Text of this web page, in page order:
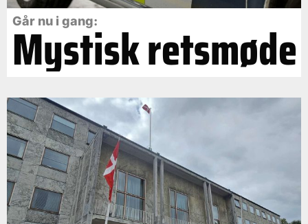
Går nu i gang:
Mystisk retsmøde